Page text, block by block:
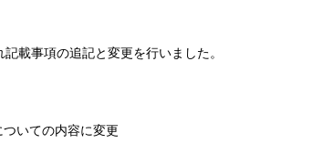
載事項の追記と変更を行いました。
ついての内容に変更